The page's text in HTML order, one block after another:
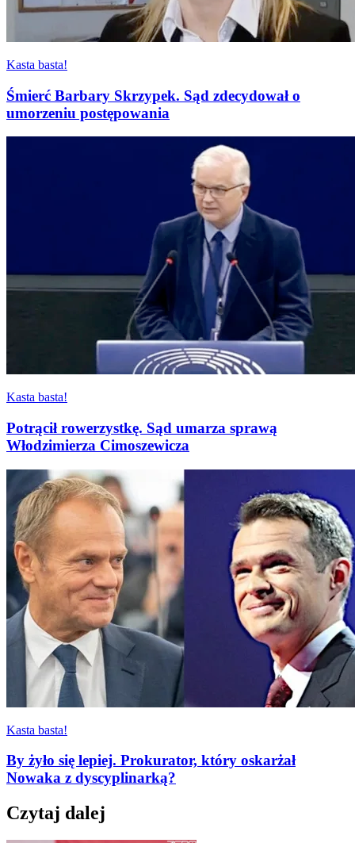
Kasta basta!
Śmierć Barbary Skrzypek. Sąd zdecydował o
umorzeniu postępowania
Kasta basta!
Potrącił rowerzystkę. Sąd umarza sprawą
Włodzimierza Cimoszewicza
Kasta basta!
By żyło się lepiej. Prokurator, który oskarżał
Nowaka z dyscyplinarką?
Czytaj dalej